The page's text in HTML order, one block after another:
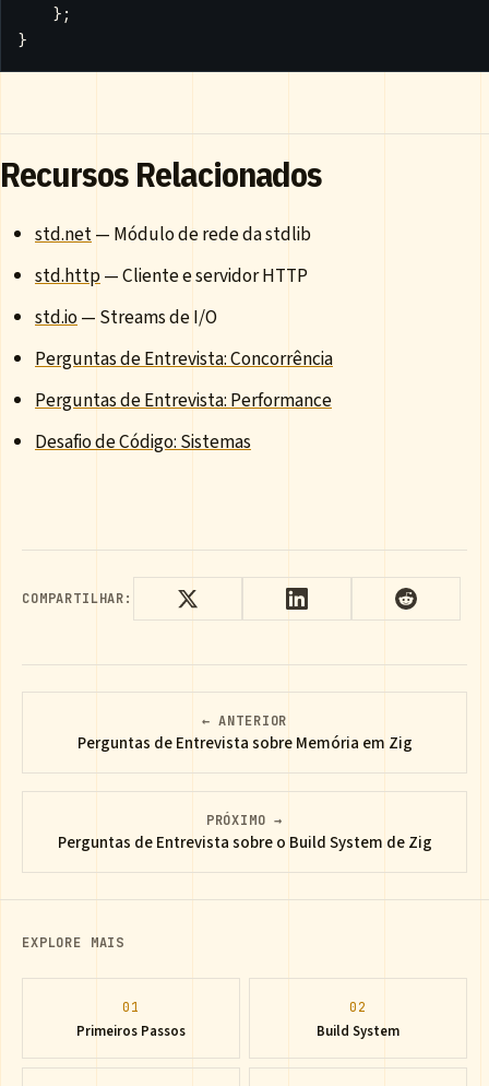
};
}
Recursos Relacionados
std.net— Módulo de rede da stdlib
std.http— Cliente e servidor HTTP
std.io— Streams de I/O
Perguntas de Entrevista: Concorrência
Perguntas de Entrevista: Performance
Desafio de Código: Sistemas
COMPARTILHAR:
← ANTERIOR
Perguntas de Entrevista sobre Memória em Zig
PRÓXIMO →
Perguntas de Entrevista sobre o Build System de Zig
EXPLORE MAIS
01
Primeiros Passos
02
Build System